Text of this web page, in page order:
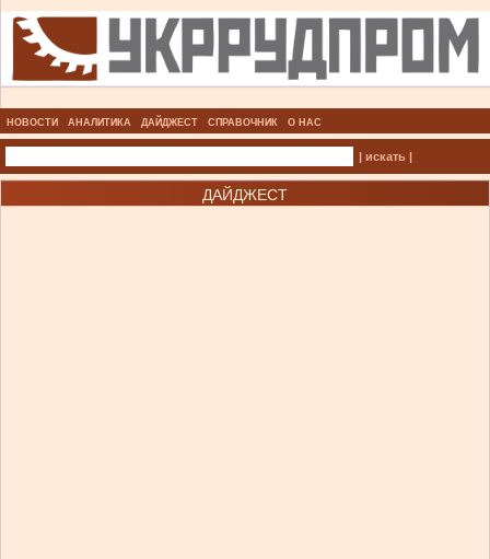
НОВОСТИ АНАЛИТИКА ДАЙДЖЕСТ СПРАВОЧНИК О НАС
| искать |
ДАЙДЖЕСТ